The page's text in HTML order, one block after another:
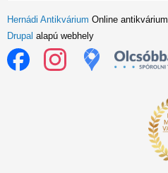
Hernádi Antikvárium Online antikvárium
Drupal alapú webhely